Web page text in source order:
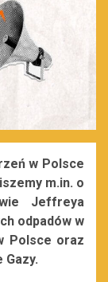
w Polsce
m.in. o
Jeffreya
odpadów w
Polsce oraz